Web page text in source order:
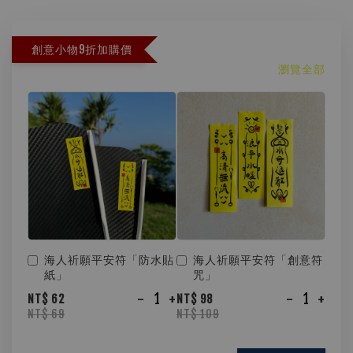
創意小物9折加購價
瀏覽全部
海人祈願平安符「防水貼
紙」
NT$ 62
NT$ 69
- +
海人祈願平安符「創意符
咒」
NT$ 98
NT$ 109
- +